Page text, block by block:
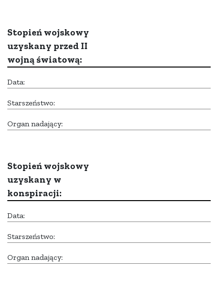
Stopień wojskowy
uzyskany przed II
wojną światową:
Data:
Starszeństwo:
Organ nadający:
Stopień wojskowy
uzyskany w
konspiracji:
Data:
Starszeństwo:
Organ nadający: